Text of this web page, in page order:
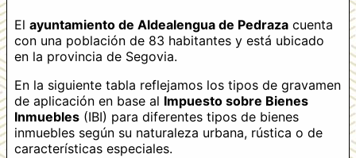
El ayuntamiento de Aldealengua de Pedrazacuenta
con una población de 83 habitantes y está ubicado
en la provincia de Segovia.
En la siguiente tabla reflejamos los tipos de gravamen
de aplicación en base al Impuesto sobre Bienes
Inmuebles(IBI) para diferentes tipos de bienes
inmuebles según su naturaleza urbana, rústica o de
características especiales.